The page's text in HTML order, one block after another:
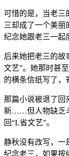
可惜的是，当老三
三却成了一个美丽
纪念她跟老三一起
后来她把老三的故
文艺”。她那时甚
的横条信纸写了，
那篇小说被退了回
新……但人物缺乏
回“L省文艺”。
静秋没有改写，一
纪念老三，如果按